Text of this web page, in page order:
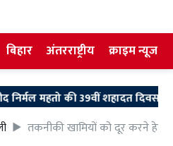
बिहार अंतरराष्ट्रीय क्राइम न्यूज
महतो की 39वीं शहादत दिवस पर
तकनीकी खामियों को दूर करने हेतु